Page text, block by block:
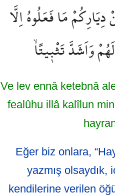
مَا فَعَلُوهُ اِلَّا
وَاَشَدَّ تَثْب۪يتًاۙ
Ve lev ennâ ketebnâ
fealûhu illâ kalîlun
Eğer biz onlara,
yazmış olsaydık,
kendilerine verilen